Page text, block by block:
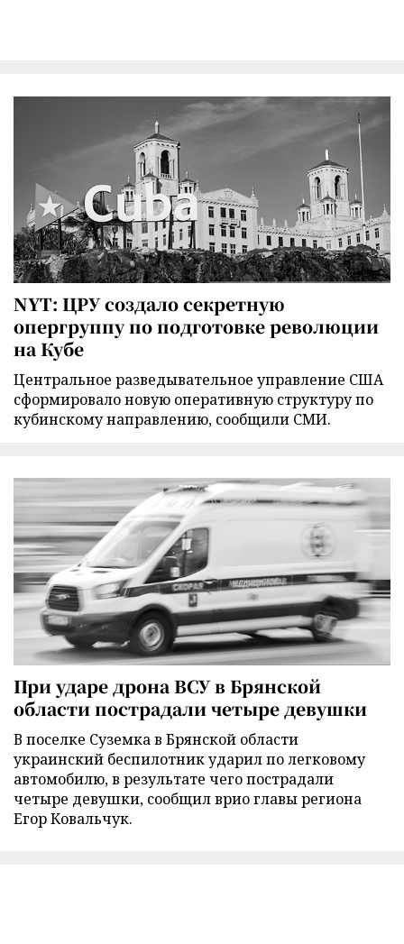
NYT: ЦРУ создало секретную
опергруппу по подготовке революции
на Кубе
Центральное разведывательное управление США
сформировало новую оперативную структуру по
кубинскому направлению, сообщили СМИ.
При ударе дрона ВСУ в Брянской
области пострадали четыре девушки
В поселке Суземка в Брянской области
украинский беспилотник ударил по легковому
автомобилю, в результате чего пострадали
четыре девушки, сообщил врио главы региона
Егор Ковальчук.